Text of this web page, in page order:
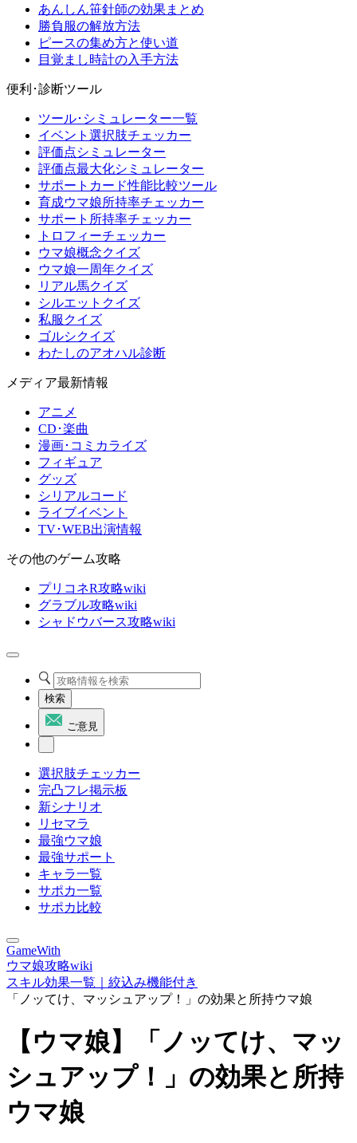
あんしん笹針師の効果まとめ
勝負服の解放方法
ピースの集め方と使い道
目覚まし時計の入手方法
便利･診断ツール
ツール･シミュレーター一覧
イベント選択肢チェッカー
評価点シミュレーター
評価点最大化シミュレーター
サポートカード性能比較ツール
育成ウマ娘所持率チェッカー
サポート所持率チェッカー
トロフィーチェッカー
ウマ娘概念クイズ
ウマ娘一周年クイズ
リアル馬クイズ
シルエットクイズ
私服クイズ
ゴルシクイズ
わたしのアオハル診断
メディア最新情報
アニメ
CD･楽曲
漫画･コミカライズ
フィギュア
グッズ
シリアルコード
ライブイベント
TV･WEB出演情報
その他のゲーム攻略
プリコネR攻略wiki
グラブル攻略wiki
シャドウバース攻略wiki
検索
ご意見
選択肢チェッカー
完凸フレ掲示板
新シナリオ
リセマラ
最強ウマ娘
最強サポート
キャラ一覧
サポカ一覧
サポカ比較
GameWith
ウマ娘攻略wiki
スキル効果一覧｜絞込み機能付き
「ノッてけ、マッシュアップ！」の効果と所持ウマ娘
【ウマ娘】「ノッてけ、マッ
シュアップ！」の効果と所持
ウマ娘